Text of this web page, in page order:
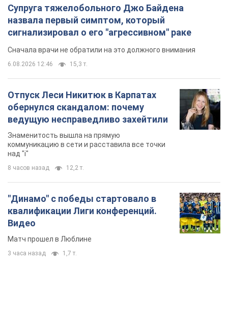
ВСУ продолжают сдерживать...
Важное
назвала первый симптом, который
сигнализировал о его "агрессивном" раке
Сначала врачи не обратили на это должного внимания
6.08.2026 12:46
Отпуск Леси Никитюк в Карпатах